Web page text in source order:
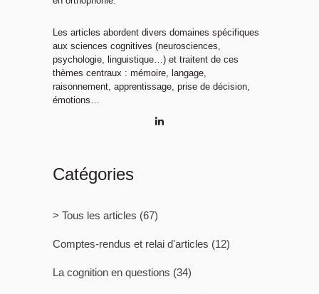
Les articles abordent divers domaines spécifiques
aux sciences cognitives (neurosciences,
psychologie, linguistique…) et traitent de ces
thèmes centraux : mémoire, langage,
raisonnement, apprentissage, prise de décision,
émotions…
Catégories
> Tous les articles (67)
Comptes-rendus et relai d'articles (12)
La cognition en questions (34)